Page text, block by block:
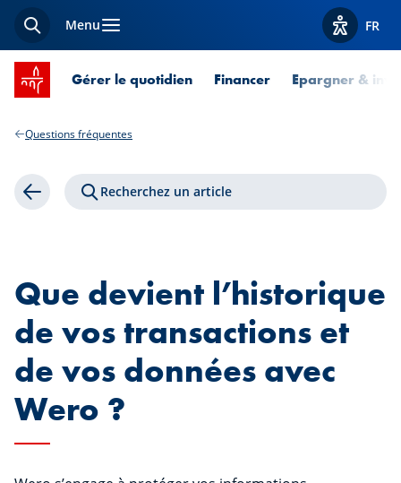
Recherche
Menu Afficher
FR
Accueil SPUERKEESS
Gérer le quotidien Financer Epargner &
Questions fréquentes
Retour Recherchez un article
Que devient l’historique
de vos transactions et
de vos données avec
Wero ?